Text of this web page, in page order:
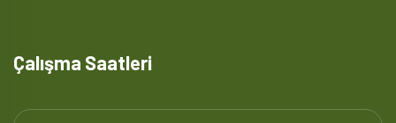
Çalışma Saatleri